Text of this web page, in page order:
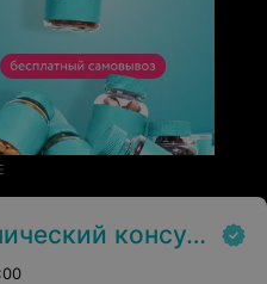
диагностический центр